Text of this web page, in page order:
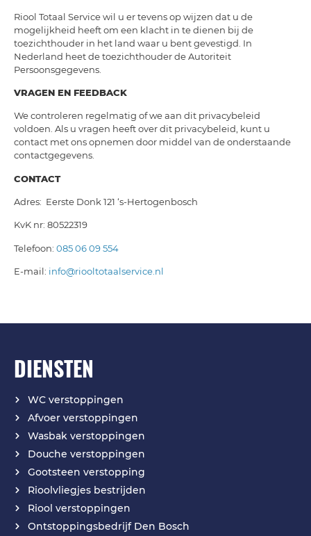
Riool Totaal Service wil u er tevens op wijzen dat u de
mogelijkheid heeft om een klacht in te dienen bij de
toezichthouder in het land waar u bent gevestigd. In
Nederland heet de toezichthouder de Autoriteit
Persoonsgegevens.
VRAGEN EN FEEDBACK
We controleren regelmatig of we aan dit privacybeleid
voldoen. Als u vragen heeft over dit privacybeleid, kunt u
contact met ons opnemen door middel van de onderstaande
contactgegevens.
CONTACT
Adres: Eerste Donk 121 ‘s-Hertogenbosch
KvK nr: 80522319
Telefoon: 085 06 09 554
E-mail: info@riooltotaalservice.nl
DIENSTEN
WC verstoppingen
Afvoer verstoppingen
Wasbak verstoppingen
Douche verstoppingen
Gootsteen verstopping
Rioolvliegjes bestrijden
Riool verstoppingen
Ontstoppingsbedrijf Den Bosch